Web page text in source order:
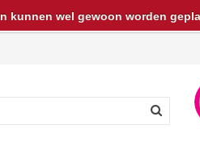
wel gewoon worden